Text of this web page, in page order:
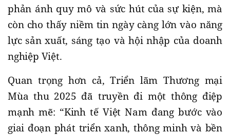
phản ánh quy mô và sức hút của sự kiện, mà
còn cho thấy niềm tin ngày càng lớn vào năng
lực sản xuất, sáng tạo và hội nhập của doanh
nghiệp Việt.
Quan trọng hơn cả, Triển lãm Thương mại
Mùa thu 2025 đã truyền đi một thông điệp
mạnh mẽ: “Kinh tế Việt Nam đang bước vào
giai đoạn phát triển xanh, thông minh và bền